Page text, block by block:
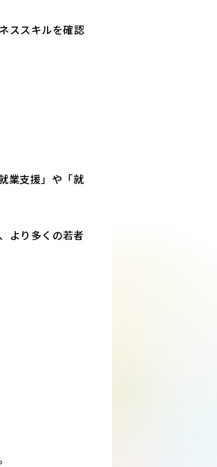
ススキルを確認
業支援」や「就
より多くの若者